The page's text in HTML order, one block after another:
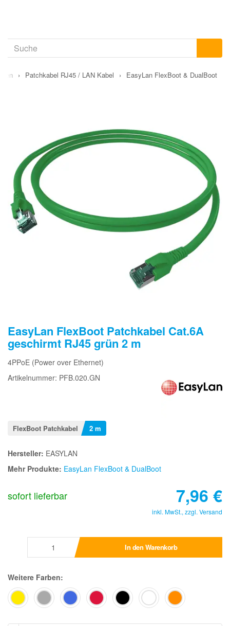
› Patchkabel RJ45 / LAN Kabel › EasyLan FlexBoot & DualBoot
EasyLan FlexBoot Patchkabel Cat.6A
geschirmt RJ45 grün 2 m
4PPoE (Power over Ethernet)
Artikelnummer: PFB.020.GN
FlexBoot Patchkabel 2 m
Hersteller: EASYLAN
Mehr Produkte: EasyLan FlexBoot & DualBoot
sofort lieferbar 7,96 €
inkl. MwSt., zzgl. Versand
In den Warenkorb
Weitere Farben: